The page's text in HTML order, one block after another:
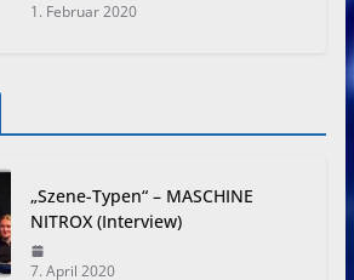
1. Februar 2020
„Szene-Typen“ – MASCHINE
NITROX (Interview)
7. April 2020